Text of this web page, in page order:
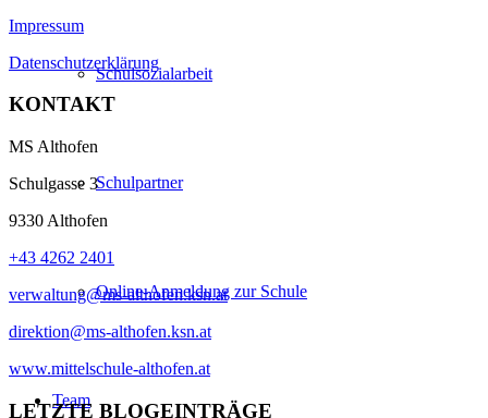
Schulsozialarbeit
Schulpartner
Online-Anmeldung zur Schule
Team
Impressum
Datenschutzerklärung
KONTAKT
MS Althofen
Schulgasse 3
9330 Althofen
+43 4262 2401
verwaltung@ms-althofen.ksn.at
direktion@ms-althofen.ksn.at
www.mittelschule-althofen.at
LETZTE BLOGEINTRÄGE